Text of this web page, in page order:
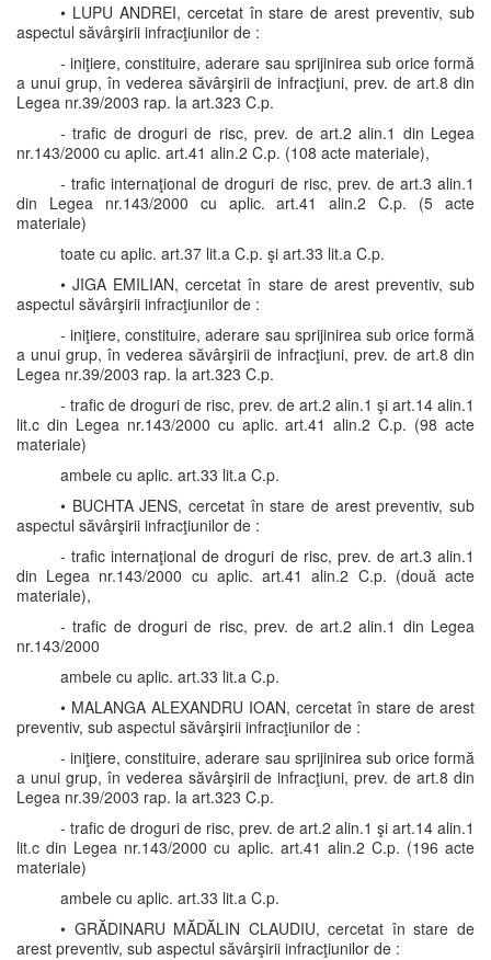
• LUPU ANDREI, cercetat în stare de arest preventiv, sub
aspectul săvârşirii infracţiunilor de :
- iniţiere, constituire, aderare sau sprijinirea sub orice formă
a unui grup, în vederea săvârşirii de infracţiuni, prev. de art.8 din
Legea nr.39/2003 rap. la art.323 C.p.
- trafic de droguri de risc, prev. de art.2 alin.1 din Legea
nr.143/2000 cu aplic. art.41 alin.2 C.p. (108 acte materiale),
- trafic internaţional de droguri de risc, prev. de art.3 alin.1
din Legea nr.143/2000 cu aplic. art.41 alin.2 C.p. (5 acte
materiale)
toate cu aplic. art.37 lit.a C.p. şi art.33 lit.a C.p.
• JIGA EMILIAN, cercetat în stare de arest preventiv, sub
aspectul săvârşirii infracţiunilor de :
- iniţiere, constituire, aderare sau sprijinirea sub orice formă
a unui grup, în vederea săvârşirii de infracţiuni, prev. de art.8 din
Legea nr.39/2003 rap. la art.323 C.p.
- trafic de droguri de risc, prev. de art.2 alin.1 şi art.14 alin.1
lit.c din Legea nr.143/2000 cu aplic. art.41 alin.2 C.p. (98 acte
materiale)
ambele cu aplic. art.33 lit.a C.p.
• BUCHTA JENS, cercetat în stare de arest preventiv, sub
aspectul săvârşirii infracţiunilor de :
- trafic internaţional de droguri de risc, prev. de art.3 alin.1
din Legea nr.143/2000 cu aplic. art.41 alin.2 C.p. (două acte
materiale),
- trafic de droguri de risc, prev. de art.2 alin.1 din Legea
nr.143/2000
ambele cu aplic. art.33 lit.a C.p.
• MALANGA ALEXANDRU IOAN, cercetat în stare de arest
preventiv, sub aspectul săvârşirii infracţiunilor de :
- iniţiere, constituire, aderare sau sprijinirea sub orice formă
a unui grup, în vederea săvârşirii de infracţiuni, prev. de art.8 din
Legea nr.39/2003 rap. la art.323 C.p.
- trafic de droguri de risc, prev. de art.2 alin.1 şi art.14 alin.1
lit.c din Legea nr.143/2000 cu aplic. art.41 alin.2 C.p. (196 acte
materiale)
ambele cu aplic. art.33 lit.a C.p.
• GRĂDINARU MĂDĂLIN CLAUDIU, cercetat în stare de
arest preventiv, sub aspectul săvârşirii infracţiunilor de :